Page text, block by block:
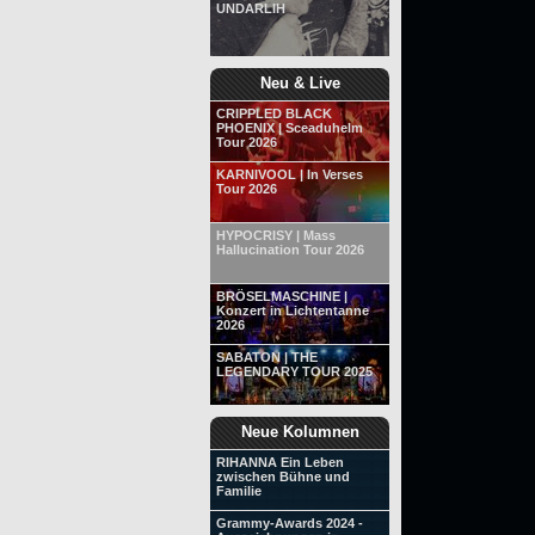
UNDARLIH
Neu & Live
CRIPPLED BLACK
PHOENIX | Sceaduhelm
Tour 2026
KARNIVOOL | In Verses
Tour 2026
HYPOCRISY | Mass
Hallucination Tour 2026
BRÖSELMASCHINE |
Konzert in Lichtentanne
2026
SABATON | THE
LEGENDARY TOUR 2025
Neue Kolumnen
RIHANNA Ein Leben
zwischen Bühne und
Familie
Grammy-Awards 2024 -